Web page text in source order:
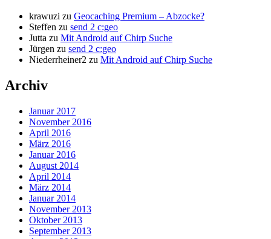
krawuzi zu Geocaching Premium – Abzocke?
Steffen zu send 2 c:geo
Jutta zu Mit Android auf Chirp Suche
Jürgen zu send 2 c:geo
Niederrheiner2 zu Mit Android auf Chirp Suche
Archiv
Januar 2017
November 2016
April 2016
März 2016
Januar 2016
August 2014
April 2014
März 2014
Januar 2014
November 2013
Oktober 2013
September 2013